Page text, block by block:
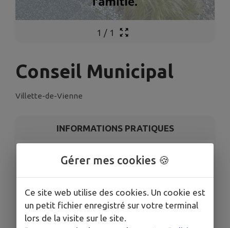
1 / 1
Conseil Municipal
Villette-de-Vienne
INFORMATIONS PRATIQUES
272 Route de Marennes, 38200 Villette-de-Vienne
DATE
Le jeu. 1 oct.
HORAIRES
20h00
Gérer mes cookies 🍪
Ce site web utilise des cookies. Un cookie est
un petit fichier enregistré sur votre terminal
lors de la visite sur le site.